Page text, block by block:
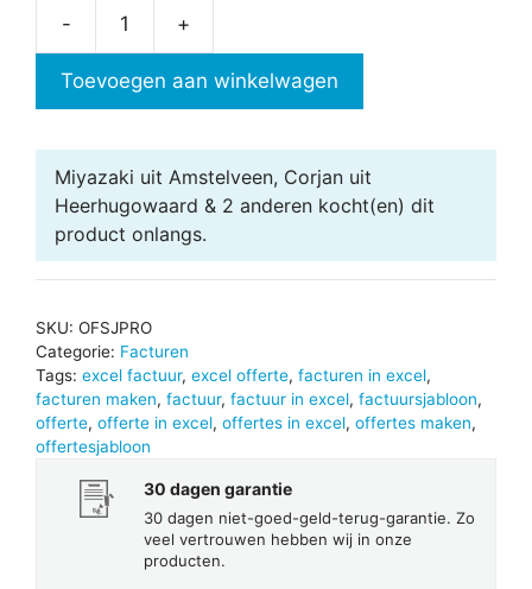
-
factuursjabloon
Edition
aantal
+
Toevoegen aan winkelwagen
Miyazaki uit Amstelveen, Corjan uit
Heerhugowaard & 2 anderen kocht(en) dit
product onlangs.
SKU: OFSJPRO
Categorie: Facturen
Tags: excel factuur, excel offerte, facturen in excel,
facturen maken, factuur, factuur in excel, factuursjabloon,
offerte, offerte in excel, offertes in excel, offertes maken,
offertesjabloon
30 dagen garantie
30 dagen niet-goed-geld-terug-garantie. Zo
veel vertrouwen hebben wij in onze
producten.